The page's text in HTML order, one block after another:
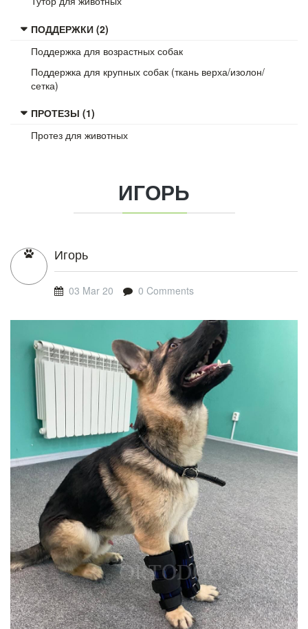
ПОДДЕРЖКИ (2)
Поддержка для возрастных собак
Поддержка для крупных собак (ткань верха/изолон/
сетка)
ПРОТЕЗЫ (1)
Протез для животных
ИГОРЬ
Игорь
03 Mar 20 0 Comments